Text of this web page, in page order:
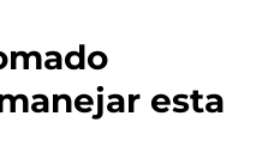
esta